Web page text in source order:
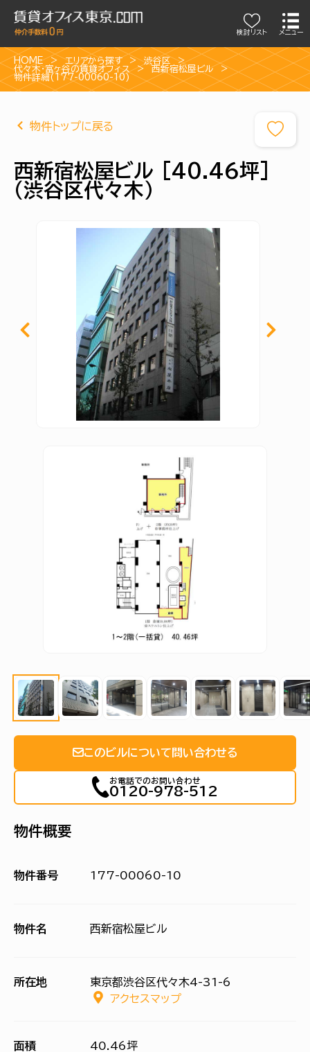
検討リスト メニュー
HOME エリアから探す
渋谷区
代々木・富ヶ谷の賃貸オフィス
西新宿松屋ビル
物件詳細(177-00060-10)
物件トップに戻る
西新宿松屋ビル [40.46坪]
（渋谷区代々木）
このビルについて問い合わせる
お電話でのお問い合わせ
0120-978-512
物件概要
物件番号 177-00060-10
物件名 西新宿松屋ビル
所在地
東京都渋谷区代々木4-31-6
アクセスマップ
面積 40.46坪